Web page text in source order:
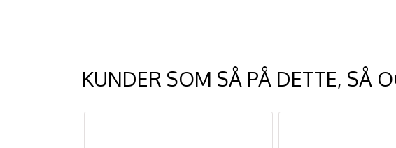
KUNDER SOM SÅ PÅ DETTE, SÅ